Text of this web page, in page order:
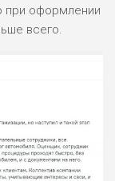
при оформлении
всего.